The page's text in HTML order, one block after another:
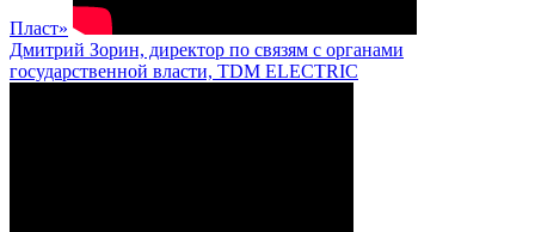
Пласт»
Дмитрий Зорин, директор по связям с органами
государственной власти, TDM ELECTRIC